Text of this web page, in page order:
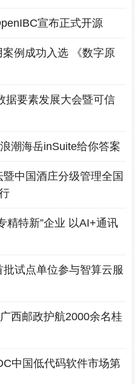
宣布正式开源
例成功入选 《数字原
据要素发展大会暨可信
潮海岳inSuite给你答案
中国酒庄分级管理全国
精特新”企业 以AI+通讯
试点单位参与智算云服
西邮政护航2000余名桂
中国低代码软件市场第